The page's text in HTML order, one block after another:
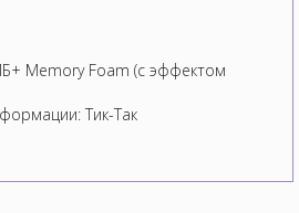
Memory Foam (с эффектом
Тик-Так